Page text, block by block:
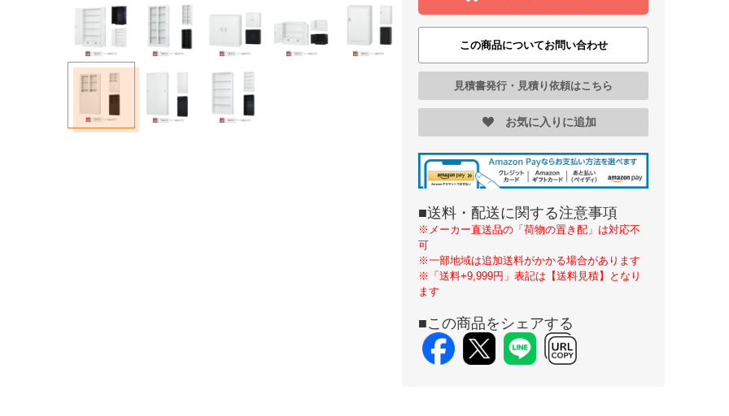
この商品についてお問い合わせ
見積書発行・見積り依頼はこちら
お気に入りに追加
■送料・配送に関する注意事項
※メーカー直送品の「荷物の置き配」は対応不
可
※一部地域は追加送料がかかる場合があります
※「送料+9,999円」表記は【送料見積】となり
ます
■この商品をシェアする